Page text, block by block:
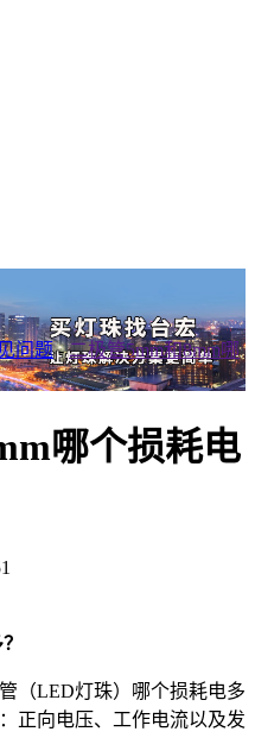
问题-二极管5mm和8mm哪
哪个损耗电
（LED灯珠）哪个损耗电多
正向电压、工作电流以及发